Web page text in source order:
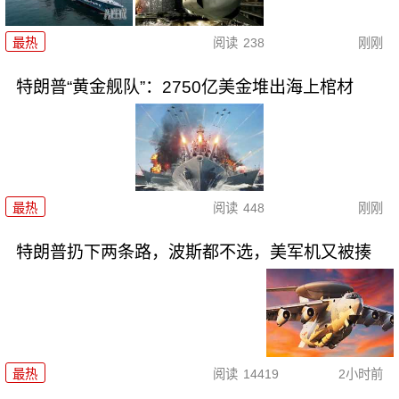
最热 阅读 238 刚刚
特朗普“黄金舰队”：2750亿美金堆出海上棺材
最热 阅读 448 刚刚
特朗普扔下两条路，波斯都不选，美军机又被揍
最热 阅读 14419 2小时前